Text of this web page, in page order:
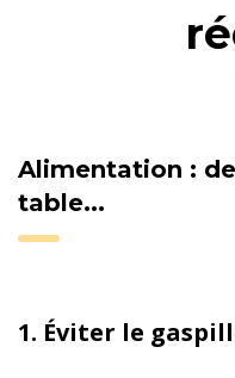
Alimentation :
table...
1. Éviter le